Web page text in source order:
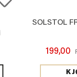
SOLSTOL
199,00